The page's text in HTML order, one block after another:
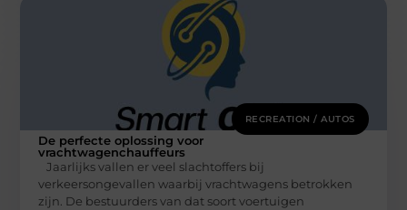
RECREATION / AUTOS
De perfecte oplossing voor
vrachtwagenchauffeurs
Jaarlijks vallen er veel slachtoffers bij
verkeersongevallen waarbij vrachtwagens betrokken
zijn. De bestuurders van dat soort voertuigen